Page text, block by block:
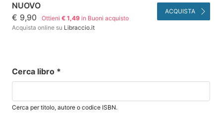
NUOVO
€ 9,90
Ottieni€ 1,49 in Buoni acquisto
Acquista online su Libraccio.it
ACQUISTA
Cerca libro *
Cerca per titolo, autore o codice ISBN.